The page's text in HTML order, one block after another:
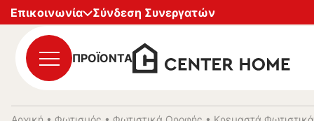
Επικοινωνία
Σύνδεση Συνεργατών
ΠΡΟΪΟΝΤΑ